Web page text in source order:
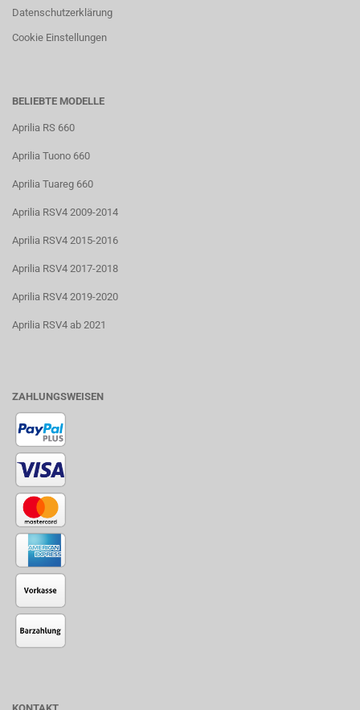
Datenschutzerklärung
Cookie Einstellungen
BELIEBTE MODELLE
Aprilia RS 660
Aprilia Tuono 660
Aprilia Tuareg 660
Aprilia RSV4 2009-2014
Aprilia RSV4 2015-2016
Aprilia RSV4 2017-2018
Aprilia RSV4 2019-2020
Aprilia RSV4 ab 2021
ZAHLUNGSWEISEN